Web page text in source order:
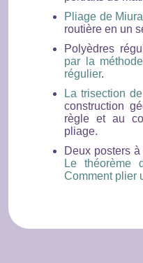
Pliage de Miura
routière en un
Polyèdres
par la
régulier.
La trisection
construction
règle et au
pliage.
Deux posters
Le théorème
Comment plier